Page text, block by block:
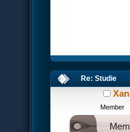
Re: Studie
Xan
Member